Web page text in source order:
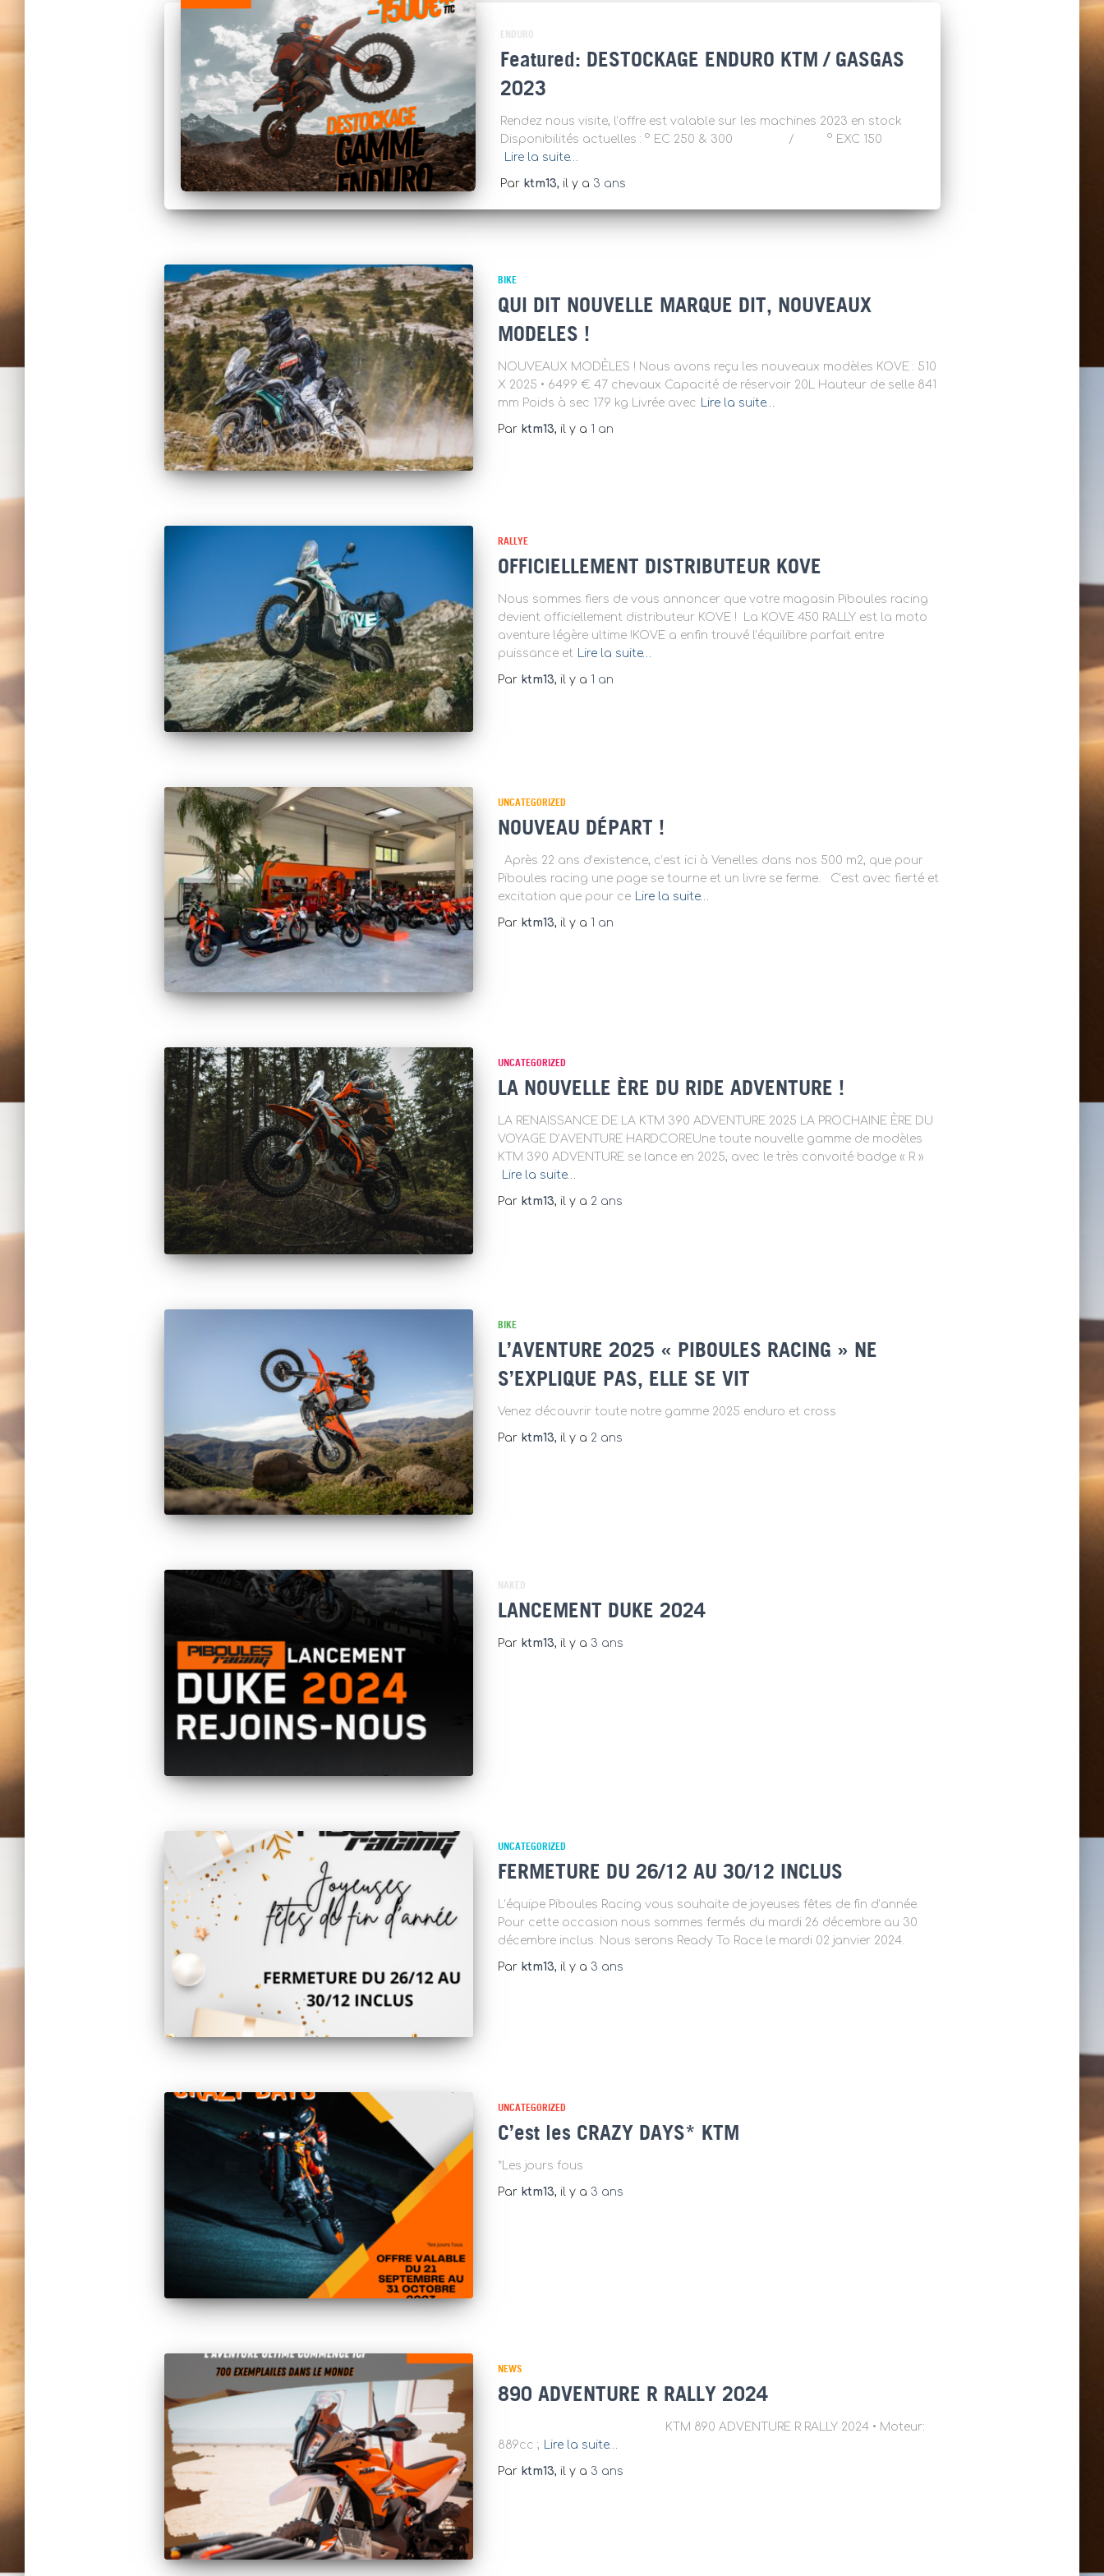
ENDURO
DESTOCKAGE ENDURO KTM / GASGAS
2023
Rendez nous visite, l’offre est valable sur les machines 2023 en stock
Disponibilités actuelles : ° EC 250 & 300 / ° EXC 150
Lire la suite…
Par ktm13, il y a 3 ans
BIKE
QUI DIT NOUVELLE MARQUE DIT, NOUVEAUX
MODELES !
NOUVEAUX MODÈLES ! Nous avons reçu les nouveaux modèles KOVE : 510
X 2025 • 6499 € 47 chevaux Capacité de réservoir 20L Hauteur de selle 841
mm Poids à sec 179 kg Livrée avec Lire la suite…
Par ktm13, il y a 1 an
RALLYE
OFFICIELLEMENT DISTRIBUTEUR KOVE
Nous sommes fiers de vous annoncer que votre magasin Piboules racing
devient officiellement distributeur KOVE ! La KOVE 450 RALLY est la moto
aventure légère ultime !KOVE a enfin trouvé l’équilibre parfait entre
puissance et
Lire la suite…
Par ktm13, il y a 1 an
UNCATEGORIZED
NOUVEAU DÉPART !
Après 22 ans d’existence, c’est ici à Venelles dans nos 500 m2, que pour
Piboules racing une page se tourne et un livre se ferme. C’est avec fierté et
excitation que pour ce
Lire la suite…
Par ktm13, il y a 1 an
UNCATEGORIZED
LA NOUVELLE ÈRE DU RIDE ADVENTURE !
LA RENAISSANCE DE LA KTM 390 ADVENTURE 2025 LA PROCHAINE ÈRE DU
VOYAGE D’AVENTURE HARDCOREUne toute nouvelle gamme de modèles
KTM 390 ADVENTURE se lance en 2025, avec le très convoité badge « R »
Lire la suite…
Par ktm13, il y a 2 ans
BIKE
L’AVENTURE 2025 « PIBOULES RACING » NE
S’EXPLIQUE PAS, ELLE SE VIT
Venez découvrir toute notre gamme 2025 enduro et cross
Par ktm13, il y a 2 ans
NAKED
LANCEMENT DUKE 2024
Par ktm13, il y a 3 ans
UNCATEGORIZED
FERMETURE DU 26/12 AU 30/12 INCLUS
L’équipe Piboules Racing vous souhaite de joyeuses fêtes de fin d’année.
Pour cette occasion nous sommes fermés du mardi 26 décembre au 30
décembre inclus. Nous serons Ready To Race le mardi 02 janvier 2024.
Par ktm13, il y a 3 ans
UNCATEGORIZED
C’est les CRAZY DAYS* KTM
*Les jours fous
Par ktm13, il y a 3 ans
NEWS
890 ADVENTURE R RALLY 2024
KTM 890 ADVENTURE R RALLY 2024 • Moteur:
889cc ;
Lire la suite…
Par ktm13, il y a 3 ans